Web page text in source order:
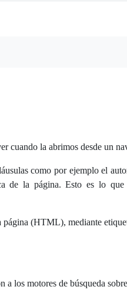
cuando la abrimos desde un
como por ejemplo el
de la página. Esto es lo que
página (HTML), mediante
los motores de búsqueda